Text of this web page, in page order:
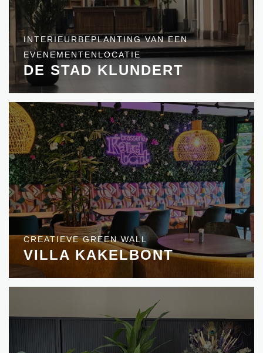
INTERIEURBEPLANTING VAN EEN
EVENEMENTENLOCATIE
DE STAD KLUNDERT
CREATIEVE GREEN WALL
VILLA KAKELBONT